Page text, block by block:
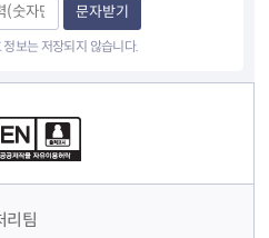
문자받기
보는 저장되지 않습니다.
리팀